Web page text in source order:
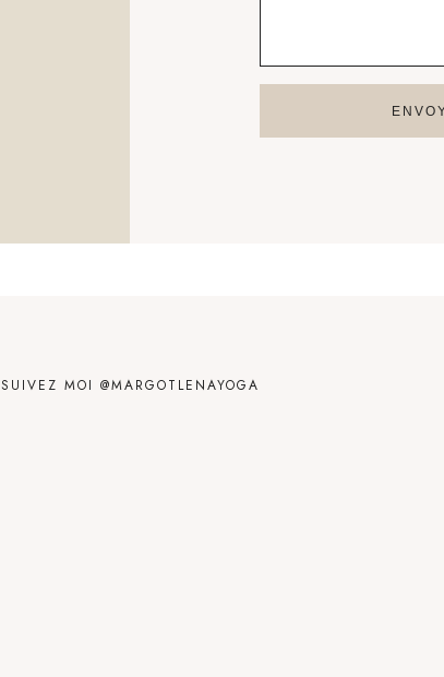
SUIVEZ MOI @MARGOTLENAYOGA